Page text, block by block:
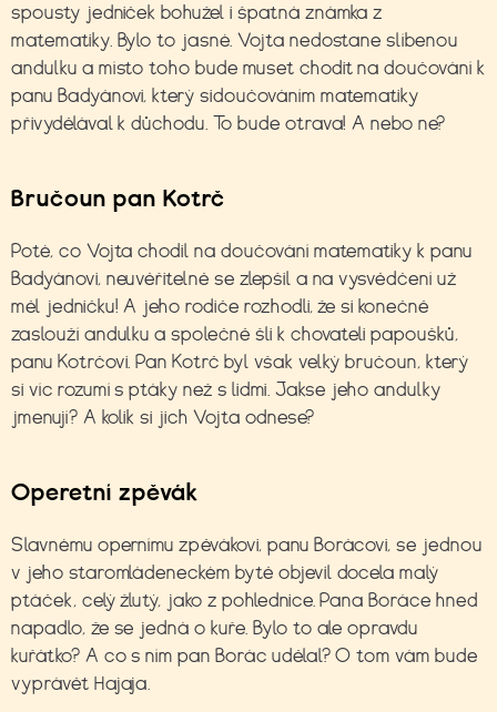
spousty jedniček bohužel i špatná známka z
matematiky. Bylo to jasné. Vojta nedostane slíbenou
andulku a místo toho bude muset chodit na doučování k
panu Badyánovi, který sidoučováním matematiky
přivydělával k důchodu. To bude otrava! A nebo ne?
Bručoun pan Kotrč
Poté, co Vojta chodil na doučování matematiky k panu
Badyánovi, neuvěřitelně se zlepšil a na vysvědčení už
měl jedničku! A jeho rodiče rozhodli, že si konečně
zaslouží andulku a společně šli k chovateli papoušků,
panu Kotrčovi. Pan Kotrč byl však velký bručoun, který
si víc rozumí s ptáky než s lidmi. Jakse jeho andulky
jmenují? A kolik si jich Vojta odnese?
Operetní zpěvák
Slavnému opernímu zpěvákovi, panu Borácovi, se jednou
v jeho staromládeneckém bytě objevil docela malý
ptáček, celý žlutý, jako z pohlednice. Pana Boráce hned
napadlo, že se jedná o kuře. Bylo to ale opravdu
kuřátko? A co s ním pan Borác udělal? O tom vám bude
vyprávět Hajaja.